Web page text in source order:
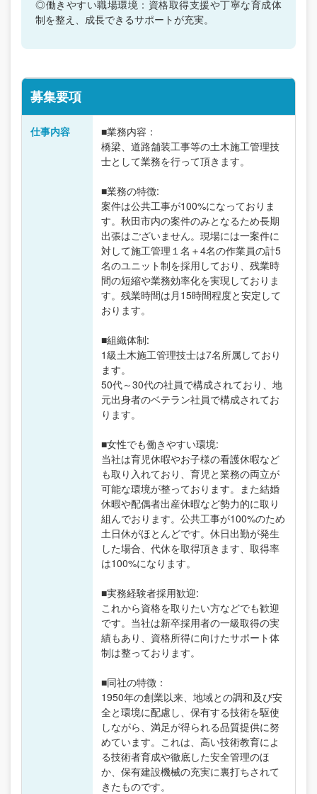
◎働きやすい職場環境：資格取得支援や丁寧な育成体
制を整え、成長できるサポートが充実。
募集要項
仕事内容
■業務内容：
橋梁、道路舗装工事等の土木施工管理技
士として業務を行って頂きます。
■業務の特徴:
案件は公共工事が100%になっておりま
す。秋田市内の案件のみとなるため長期
出張はございません。現場には一案件に
対して施工管理１名＋4名の作業員の計5
名のユニット制を採用しており、残業時
間の短縮や業務効率化を実現しておりま
す。残業時間は月15時間程度と安定して
おります。
■組織体制:
1級土木施工管理技士は7名所属しており
ます。
50代～30代の社員で構成されており、地
元出身者のベテラン社員で構成されてお
ります。
■女性でも働きやすい環境:
当社は育児休暇やお子様の看護休暇など
も取り入れており、育児と業務の両立が
可能な環境が整っております。また結婚
休暇や配偶者出産休暇など勢力的に取り
組んでおります。公共工事が100%のため
土日休がほとんどです。休日出勤が発生
した場合、代休を取得頂きます、取得率
は100%になります。
■実務経験者採用歓迎:
これから資格を取りたい方などでも歓迎
です。当社は新卒採用者の一級取得の実
績もあり、資格所得に向けたサポート体
制は整っております。
■同社の特徴：
1950年の創業以来、地域との調和及び安
全と環境に配慮し、保有する技術を駆使
しながら、満足が得られる品質提供に努
めています。これは、高い技術教育によ
る技術者育成や徹底した安全管理のほ
か、保有建設機械の充実に裏打ちされて
きたものです。